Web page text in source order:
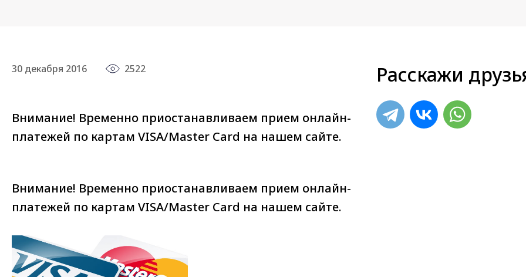
30 декабря 2016 2522
Внимание! Временно приостанавливаем прием онлайн-
платежей по картам VISA/Master Card на нашем сайте.
Внимание! Временно приостанавливаем прием онлайн-
платежей по картам VISA/Master Card на нашем сайте.
Расскажи